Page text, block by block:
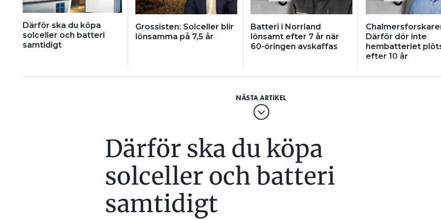
Därför ska du köpa
solceller och batteri
samtidigt
Grossisten: Solceller blir
lönsamma på 7,5 år
Batteri i Norrland
lönsamt efter 7 år när
60-öringen avskaffas
Därför dör inte
hembatteriet
efter 10 år
Därför ska du köpa
solceller och batteri
samtidigt